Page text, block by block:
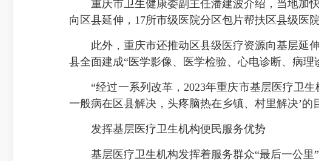
重庆市卫生健康委副主任潘建波介绍，当地加快
向区县延伸，17所市级医院分区包片帮扶区县级医
此外，重庆市还推动区县级医疗资源向基层延伸
县全面建成“医学影像、医学检验、心电诊断、病理
“经过一系列改革，2023年重庆市基层医疗卫生
一般病在区县解决，头疼脑热在乡镇、村里解决’的
发挥基层医疗卫生机构便民服务优势
基层医疗卫生机构发挥着服务群众“最后一公里”